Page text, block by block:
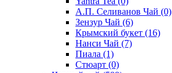
А.П. Селиванов Чай (0)
Зензур Чай (6)
Крымский букет (16)
Нанси Чай (7)
Пиала (1)
Стюарт (0)